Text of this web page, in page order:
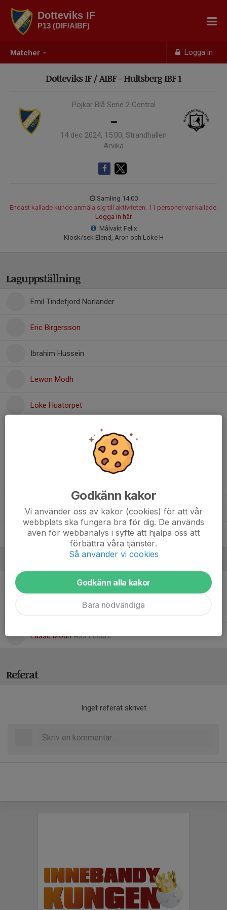
Matcher Logga in
Dotteviks IF
P13 (DIF/AIBF)
Dotteviks IF / AIBF - Hultsberg IBF 1
Pojkar Blå Serie 2 Central
-
14 dec 2024, 15:00, Strandhallen
Arvika
Samling 14:00
Endast kallade kunde anmäla sig till aktiviteten. 11 personer var kallade.
Logga in här
Målvakt Felix
Kiosk/sek Elend, Aron och Loke H
Laguppställning
Emil Tindefjord Norlander
Eric Birgersson
Ibrahim Hussein
Lewon Modh
Loke Huatorpet
Wilde Åhs Hansson
Wilhelm Tigér
Joakim BengtssonTränare
Johan BirgerssonAss Ledare v. behov
Lasse ModhAss Ledare
Referat
Inget referat skrivet
Godkänn kakor
Vi använder oss av kakor (cookies) för att vår
webbplats ska fungera bra för dig. De används
även för webbanalys i syfte att hjälpa oss att
förbättra våra tjänster.
Så använder vi cookies
Godkänn alla kakor
Bara nödvändiga